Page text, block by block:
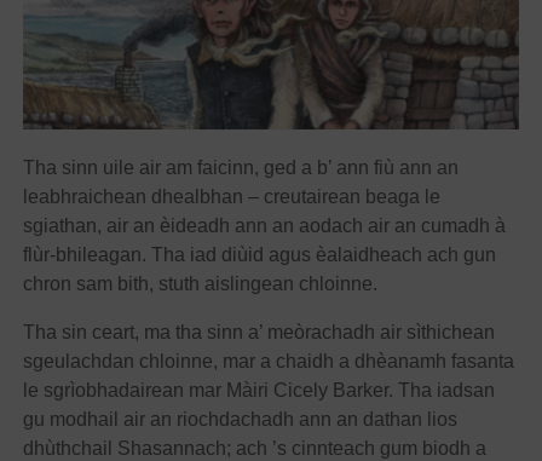
Tha sinn uile air am faicinn, ged a b’ ann fiù ann an
leabhraichean dhealbhan – creutairean beaga le
sgiathan, air an èideadh ann an aodach air an cumadh à
flùr-bhileagan. Tha iad diùid agus èalaidheach ach gun
chron sam bith, stuth aislingean chloinne.
Tha sin ceart, ma tha sinn a’ meòrachadh air sìthichean
sgeulachdan chloinne, mar a chaidh a dhèanamh fasanta
le sgrìobhadairean mar Màiri Cicely Barker. Tha iadsan
gu modhail air an riochdachadh ann an dathan lios
dhùthchail Shasannach; ach ’s cinnteach gum biodh a